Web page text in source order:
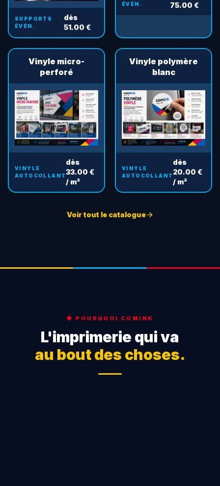
SUPPORTS
ÉVÉN.
dès
51.00 €
ÉVÉN.
75.00 €
Vinyle micro-
perforé
VINYLE
AUTOCOLLANT
dès
33.00 €
/ m²
Vinyle polymère
blanc
VINYLE
AUTOCOLLANT
dès
20.00 €
/ m²
Voir tout le catalogue
◆ POURQUOI COMINK
L'imprimerie qui va
au bout des choses.